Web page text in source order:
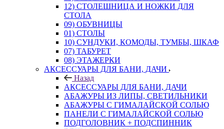
12) СТОЛЕШНИЦА И НОЖКИ ДЛЯ
СТОЛА
09) ОБУВНИЦЫ
01) СТОЛЫ
10) СУНДУКИ, КОМОДЫ, ТУМБЫ, ШКАФ
07) ТАБУРЕТ
08) ЭТАЖЕРКИ
АКСЕССУАРЫ ДЛЯ БАНИ, ДАЧИ
Назад
АКСЕССУАРЫ ДЛЯ БАНИ, ДАЧИ
АБАЖУРЫ ИЗ ЛИПЫ, СВЕТИЛЬНИКИ
АБАЖУРЫ С ГИМАЛАЙСКОЙ СОЛЬЮ
ПАНЕЛИ С ГИМАЛАЙСКОЙ СОЛЬЮ
ПОДГОЛОВНИК + ПОДСПИННИК